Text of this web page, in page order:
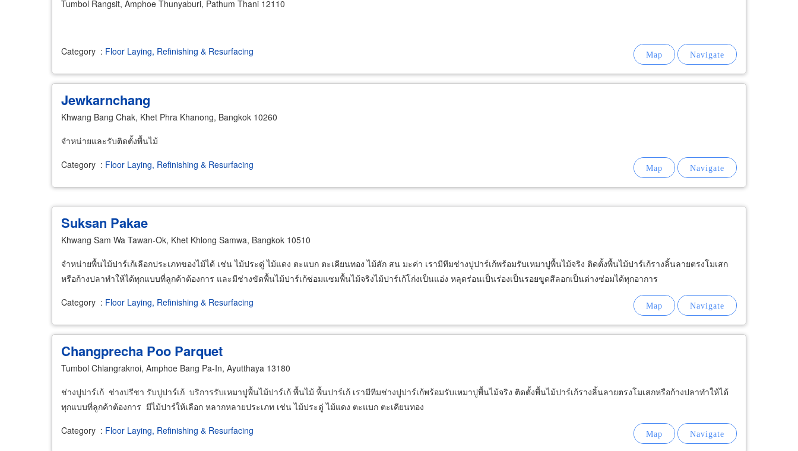
Tumbol Rangsit, Amphoe Thunyaburi, Pathum Thani 12110
Category : Floor Laying, Refinishing & Resurfacing
Jewkarnchang
Khwang Bang Chak, Khet Phra Khanong, Bangkok 10260
จำหน่ายและรับติดตั้งพื้นไม้
Category : Floor Laying, Refinishing & Resurfacing
Suksan Pakae
Khwang Sam Wa Tawan-Ok, Khet Khlong Samwa, Bangkok 10510
จำหน่ายพื้นไม้ปาร์เก้เลือกประเภทของไม้ได้ เช่น ไม้ประดู่ ไม้แดง ตะแบก ตะเคียนทอง ไม้สัก สน มะค่า เรามีทีมช่างปูปาร์เก้พร้อมรับเหมาปูพื้นไม้จริง ติดตั้งพื้นไม้ปาร์เก้รางลิ้นลายตรงโมเสก
หรือก้างปลาทำให้ได้ทุกแบบที่ลูกค้าต้องการ และมีช่างขัดพื้นไม้ปาร์เก้ซ่อมแซมพื้นไม้จริงไม้ปาร์เก้โก่งเป็นแอ่ง หลุดร่อนเป็นร่องเป็นรอยขูดสีลอกเป็นด่างซ่อมได้ทุกอาการ
Category : Floor Laying, Refinishing & Resurfacing
Changprecha Poo Parquet
Tumbol Chiangraknoi, Amphoe Bang Pa-In, Ayutthaya 13180
ช่างปูปาร์เก้ ช่างปรีชา รับปูปาร์เก้ บริการรับเหมาปูพื้นไม้ปาร์เก้ พื้นไม้ พื้นปาร์เก้ เรามีทีมช่างปูปาร์เก้พร้อมรับเหมาปูพื้นไม้จริง ติดตั้งพื้นไม้ปาร์เก้รางลิ้นลายตรงโมเสกหรือก้างปลาทำให้ได้
ทุกแบบที่ลูกค้าต้องการ มีไม้ปาร์ให้เลือก หลากหลายประเภท เช่น ไม้ประดู่ ไม้แดง ตะแบก ตะเคียนทอง
Category : Floor Laying, Refinishing & Resurfacing